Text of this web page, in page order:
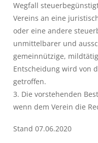
Wegfall
Vereins an eine
oder eine andere
unmittelbarer und
gemeinnützige,
Entscheidung wird von
getroffen.
3. Die vorstehenden
wenn dem Verein die
Stand 07.06.2020